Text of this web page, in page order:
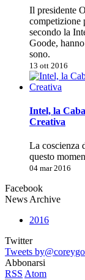
Il presidente
competizione
secondo la
Goode,
sono.
13 ott 2016
Intel, la
Creativa
La coscienza
questo
04 mar 2016
Facebook
News Archive
2016
Twitter
Tweets
Abbonarsi
RSS Atom